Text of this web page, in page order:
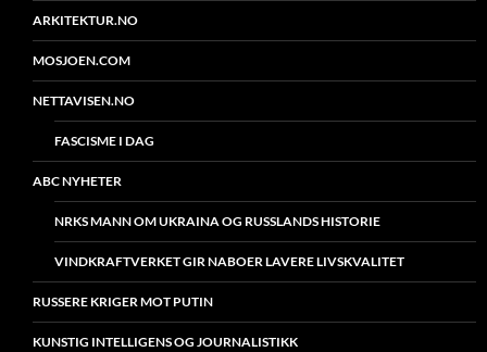
ARKITEKTUR.NO
MOSJOEN.COM
NETTAVISEN.NO
FASCISME I DAG
ABC NYHETER
NRKS MANN OM UKRAINA OG RUSSLANDS HISTORIE
VINDKRAFTVERKET GIR NABOER LAVERE LIVSKVALITET
RUSSERE KRIGER MOT PUTIN
KUNSTIG INTELLIGENS OG JOURNALISTIKK